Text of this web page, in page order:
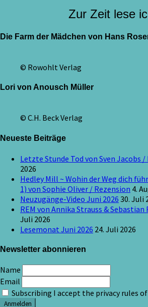
Zur Zeit lese
Die Farm der Mädchen von Hans
© Rowohlt Verlag
Lori von Anousch Müller
© C.H. Beck Verlag
Neueste Beiträge
Letzte Stunde Tod von Sven Jacobs /
2026
Hedley Mill ~ Wohin der Weg dich
1) von Sophie Oliver / Rezension 4.
Neuzugänge-Video Juni 2026 30. Juli
REM von Annika Strauss &
Juli 2026
Lesemonat Juni 2026 24. Juli 2026
Newsletter abonnieren
Name
Email
Subscribing I accept the privacy rules